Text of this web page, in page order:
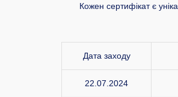
Кожен сертифікат є
Дата заходу
22.07.2024